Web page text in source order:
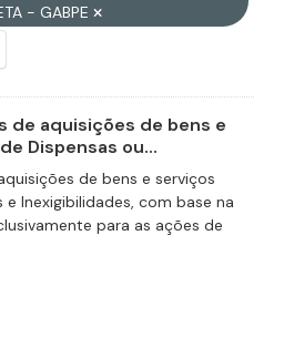
- GABPE
de aquisições de bens e
Dispensas ou...
de bens e serviços
Inexigibilidades, com base na
para as ações de